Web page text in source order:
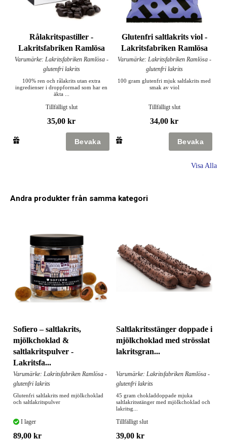
Rålakritspastiller -
Lakritsfabriken Ramlösa
Varumärke: Lakritsfabriken Ramlösa -
glutenfri lakrits
100% ren och rålakrits utan extra
ingredienser i droppformad som har en
äkta ...
Tillfälligt slut
35,00 kr
Glutenfri saltlakrits viol -
Lakritsfabriken Ramlösa
Varumärke: Lakritsfabriken Ramlösa -
glutenfri lakrits
100 gram glutenfri mjuk saltlakrits med
smak av viol
Tillfälligt slut
34,00 kr
Visa Alla
Andra produkter från samma kategori
Sofiero – saltlakrits,
mjölkchoklad &
saltlakritspulver -
Lakritsfa...
Varumärke: Lakritsfabriken Ramlösa -
glutenfri lakrits
Glutenfri saltlakrits med mjölkchoklad
och saltlakritspulver
I lager
89,00 kr
Saltlakritsstänger doppade i
mjölkchoklad med strösslat
lakritsgran...
Varumärke: Lakritsfabriken Ramlösa -
glutenfri lakrits
45 gram chokladdoppade mjuka
saltlakritsstänger med mjölkchoklad och
lakritsg...
Tillfälligt slut
39,00 kr